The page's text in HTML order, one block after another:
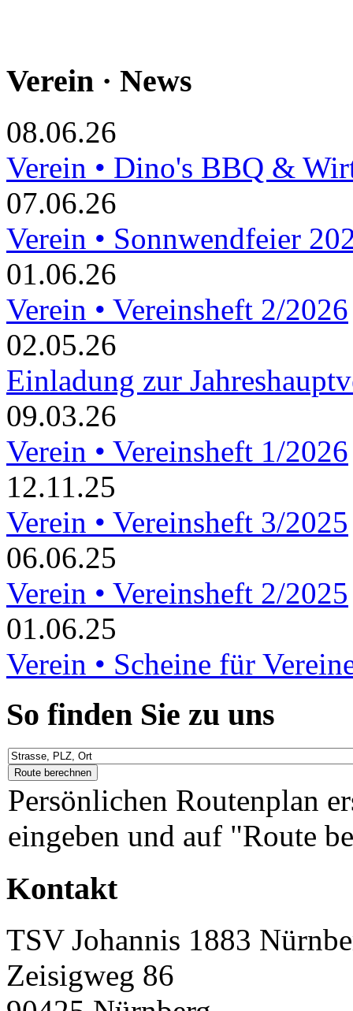
Verein · News
08.06.26
Verein • Dino's BBQ &
07.06.26
Verein • Sonnwendfeier
01.06.26
Verein • Vereinsheft 2/2026
02.05.26
Einladung zur
09.03.26
Verein • Vereinsheft 1/2026
12.11.25
Verein • Vereinsheft 3/2025
06.06.25
Verein • Vereinsheft 2/2025
01.06.25
Verein • Scheine für
So finden Sie zu uns
Persönlichen Routenplan
eingeben und auf "Route
Kontakt
TSV Johannis 1883
Zeisigweg 86